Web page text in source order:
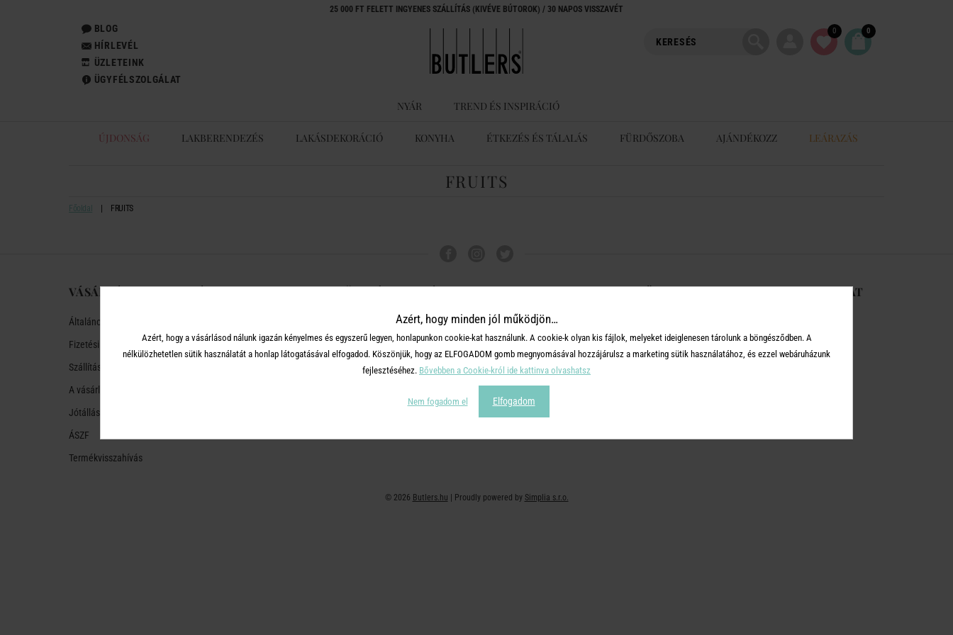
25 000 FT FELETT INGYENES SZÁLLÍTÁS (KIVÉVE BÚTOROK) / 30 NAPOS VISSZAVÉT
BLOG
HÍRLEVÉL
ÜZLETEINK
ÜGYFÉLSZOLGÁLAT
0 0
NYÁR TREND ÉS INSPIRÁCIÓ
ÚJDONSÁG LAKBERENDEZÉS LAKÁSDEKORÁCIÓ KONYHA ÉTKEZÉS ÉS TÁLALÁS FÜRDŐSZOBA AJÁNDÉKOZZ LEÁRAZÁS
FRUITS
Főoldal FRUITS
VÁSÁRLÁSI TUDNIVALÓK
Általános tudnivalók
Fizetési módok
Szállítási módok és költségek
A vásárlástól való ellálás
Jótállás
ÁSZF
Termékvisszahívás
ÜGYFÉLSZOLGÁLAT
+36 30 726 9588 ( H-P: 10-16 )
webshop@butlers.hu
A BUTLERS-RŐL
Impresszum
Ajándékkártya
KAPCSOLAT
Elérhetőségek
© 2026 Butlers.hu | Proudly powered by Simplia s.r.o.
Azért, hogy minden jól működjön…
Azért, hogy a vásárlásod nálunk igazán kényelmes és egyszerű legyen, honlapunkon cookie-kat használunk. A cookie-k olyan kis fájlok, melyeket ideiglenesen tárolunk a böngésződben. A
nélkülözhetetlen sütik használatát a honlap látogatásával elfogadod. Köszönjük, hogy az ELFOGADOM gomb megnyomásával hozzájárulsz a marketing sütik használatához, és ezzel webáruházunk
fejlesztéséhez. Bővebben a Cookie-król ide kattinva olvashatsz
Nem fogadom el Elfogadom